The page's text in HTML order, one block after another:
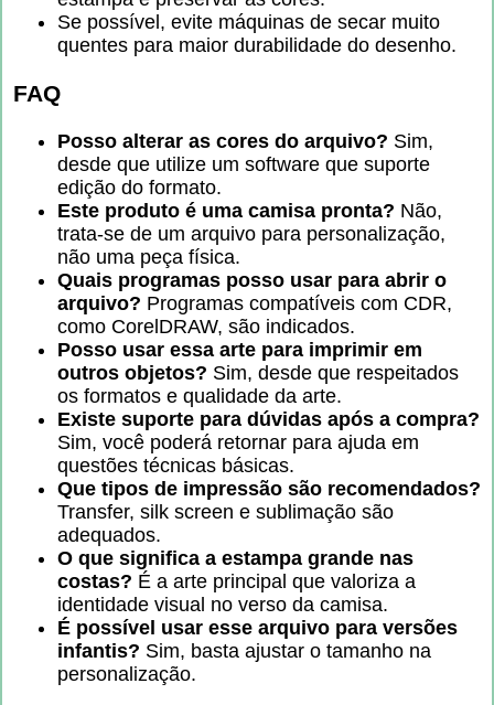
Se possível, evite máquinas de secar muito
quentes para maior durabilidade do desenho.
FAQ
Posso alterar as cores do arquivo? Sim,
desde que utilize um software que suporte
edição do formato.
Este produto é uma camisa pronta? Não,
trata-se de um arquivo para personalização,
não uma peça física.
Quais programas posso usar para abrir o
arquivo? Programas compatíveis com CDR,
como CorelDRAW, são indicados.
Posso usar essa arte para imprimir em
outros objetos? Sim, desde que respeitados
os formatos e qualidade da arte.
Existe suporte para dúvidas após a compra?
Sim, você poderá retornar para ajuda em
questões técnicas básicas.
Que tipos de impressão são recomendados?
Transfer, silk screen e sublimação são
adequados.
O que significa a estampa grande nas
costas? É a arte principal que valoriza a
identidade visual no verso da camisa.
É possível usar esse arquivo para versões
infantis? Sim, basta ajustar o tamanho na
personalização.